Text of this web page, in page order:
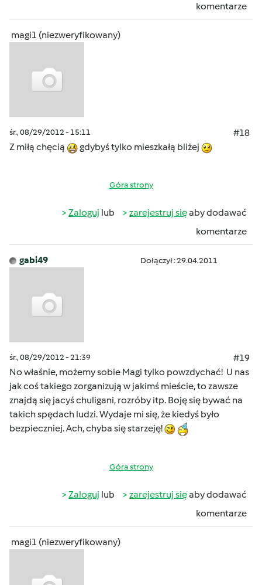
komentarze
magi1 (niezweryfikowany)
śr., 08/29/2012 - 15:11
#18
Z miłą chęcią
gdybyś tylko mieszkałą bliżej
Góra strony
Zaloguj lub zarejestruj sięaby dodawać
komentarze
gabi49 Dołączył : 29.04.2011
śr., 08/29/2012 - 21:39
#19
No właśnie, możemy sobie Magi tylko powzdychać! U nas
jak coś takiego zorganizują w jakimś mieście, to zawsze
znajdą się jacyś chuligani, rozróby itp. Boję się bywać na
takich spędach ludzi. Wydaje mi się, że kiedyś było
bezpieczniej. Ach, chyba się starzeję!
Góra strony
Zaloguj lub zarejestruj sięaby dodawać
komentarze
magi1 (niezweryfikowany)